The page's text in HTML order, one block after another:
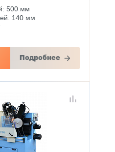
500 мм
140 мм
Подробнее